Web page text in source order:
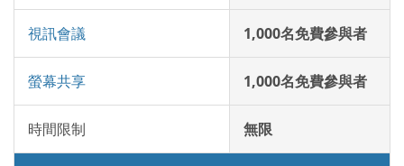
視訊會議 1,000名免費參與者
螢幕共享 1,000名免費參與者
時間限制 無限